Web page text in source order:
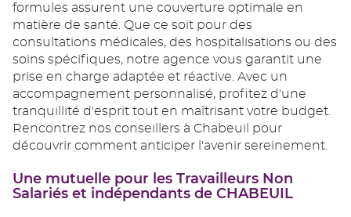
formules assurent une couverture optimale en
matière de santé. Que ce soit pour des
consultations médicales, des hospitalisations ou des
soins spécifiques, notre agence vous garantit une
prise en charge adaptée et réactive. Avec un
accompagnement personnalisé, profitez d'une
tranquillité d'esprit tout en maîtrisant votre budget.
Rencontrez nos conseillers à Chabeuil pour
découvrir comment anticiper l'avenir sereinement.
Une mutuelle pour les Travailleurs Non
Salariés et indépendants de CHABEUIL